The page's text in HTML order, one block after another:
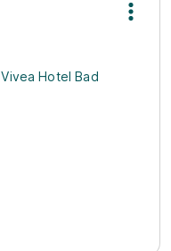
Vivea Hotel Bad